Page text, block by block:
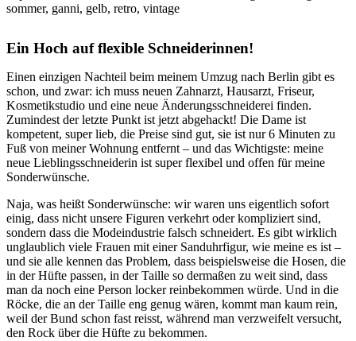
Ein Hoch auf flexible Schneiderinnen!
Einen einzigen Nachteil beim meinem Umzug nach Berlin gibt es
schon, und zwar: ich muss neuen Zahnarzt, Hausarzt, Friseur,
Kosmetikstudio und eine neue Änderungsschneiderei finden.
Zumindest der letzte Punkt ist jetzt abgehackt! Die Dame ist
kompetent, super lieb, die Preise sind gut, sie ist nur 6 Minuten zu
Fuß von meiner Wohnung entfernt – und das Wichtigste: meine
neue Lieblingsschneiderin ist super flexibel und offen für meine
Sonderwünsche.
Naja, was heißt Sonderwünsche: wir waren uns eigentlich sofort
einig, dass nicht unsere Figuren verkehrt oder kompliziert sind,
sondern dass die Modeindustrie falsch schneidert. Es gibt wirklich
unglaublich viele Frauen mit einer Sanduhrfigur, wie meine es ist –
und sie alle kennen das Problem, dass beispielsweise die Hosen, die
in der Hüfte passen, in der Taille so dermaßen zu weit sind, dass
man da noch eine Person locker reinbekommen würde. Und in die
Röcke, die an der Taille eng genug wären, kommt man kaum rein,
weil der Bund schon fast reisst, während man verzweifelt versucht,
den Rock über die Hüfte zu bekommen.